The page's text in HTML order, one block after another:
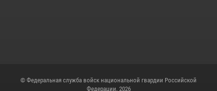
© Федеральная служба войск национальной гвардии Российской
Федерации, 2026